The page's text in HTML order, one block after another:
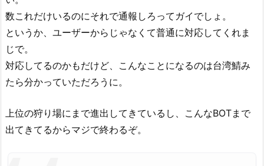
数これだけいるのにそれで通報しろってガイでしょ。
というか、ユーザーからじゃなくて普通に対応してくれま
じで。
対応してるのかもだけど、こんなことになるのは台湾鯖み
たら分かっていただろうに。
上位の狩り場にまで進出してきているし、こんなBOTまで
出てきてるからマジで終わるぞ。